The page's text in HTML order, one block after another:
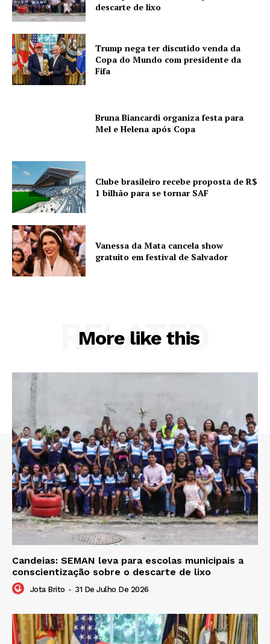
descarte de lixo
Trump nega ter discutido venda da
Copa do Mundo com presidente da
Fifa
Bruna Biancardi organiza festa para
Mel e Helena após Copa
Clube brasileiro recebe proposta de R$
1 bilhão para se tornar SAF
Vanessa da Mata cancela show
gratuito em festival de Salvador
More like this
RELATED
Candeias: SEMAN leva para escolas municipais a
conscientização sobre o descarte de lixo
Jota Brito - 31 De Julho De 2026